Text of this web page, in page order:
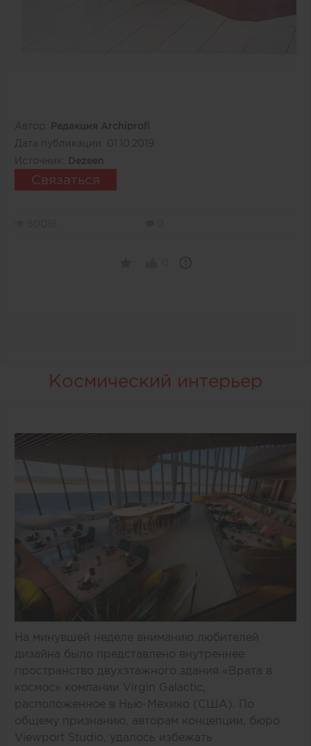
Автор:
Редакция Archiprofi
Дата публикации: 01.10.2019
Источник:
Dezeen
Связаться
Космический интерьер
На минувшей неделе вниманию любителей
дизайна было представлено внутреннее
пространство двухэтажного здания «Врата в
космос» компании Virgin Galactic,
расположенное в Нью-Мехико (США). По
общему признанию, авторам концепции, бюро
Viewport Studio, удалось избежать